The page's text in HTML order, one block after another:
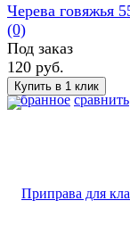
избранное сравнить
Черева говяжья
(0)
Под заказ
120 руб.